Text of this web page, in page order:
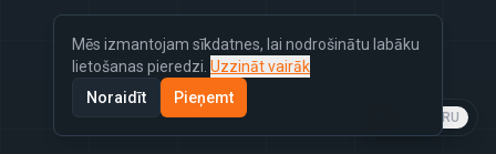
RU
Mēs izmantojam sīkdatnes, lai nodrošinātu labāku
lietošanas pieredzi. Uzzināt vairāk
Noraidīt
Pieņemt